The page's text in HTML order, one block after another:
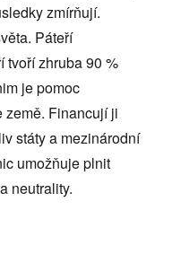
zmírňují.
Páteří
tvoří zhruba 90 %
je pomoc
země. Financují ji
státy a mezinárodní
umožňuje plnit
neutrality.